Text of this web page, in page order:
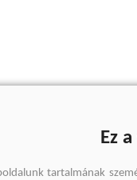
Ez
tartalmának